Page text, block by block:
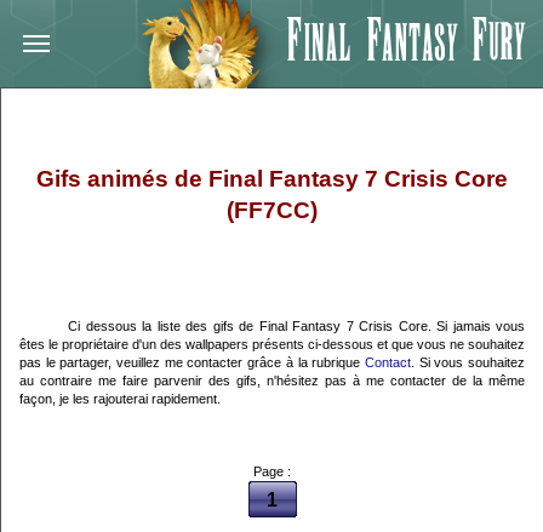
Gifs animés de Final Fantasy 7 Crisis Core
(FF7CC)
Ci dessous la liste des gifs de Final Fantasy 7 Crisis Core. Si jamais vous
êtes le propriétaire d'un des wallpapers présents ci-dessous et que vous ne souhaitez
pas le partager, veuillez me contacter grâce à la rubrique Contact. Si vous souhaitez
au contraire me faire parvenir des gifs, n'hésitez pas à me contacter de la même
façon, je les rajouterai rapidement.
Page :
1